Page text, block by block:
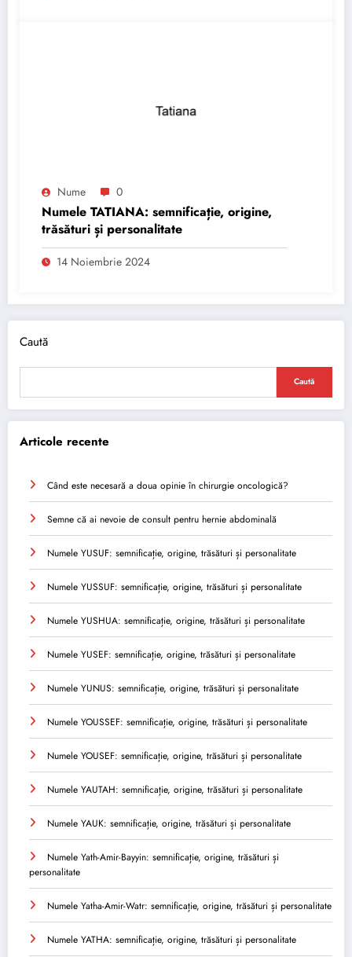
Nume 0
Numele TATIANA: semnificație, origine,
trăsături și personalitate
14 Noiembrie 2024
Caută
Caută
Articole recente
Când este necesară a doua opinie în chirurgie oncologică?
Semne că ai nevoie de consult pentru hernie abdominală
Numele YUSUF: semnificație, origine, trăsături și personalitate
Numele YUSSUF: semnificație, origine, trăsături și personalitate
Numele YUSHUA: semnificație, origine, trăsături și personalitate
Numele YUSEF: semnificație, origine, trăsături și personalitate
Numele YUNUS: semnificație, origine, trăsături și personalitate
Numele YOUSSEF: semnificație, origine, trăsături și personalitate
Numele YOUSEF: semnificație, origine, trăsături și personalitate
Numele YAUTAH: semnificație, origine, trăsături și personalitate
Numele YAUK: semnificație, origine, trăsături și personalitate
Numele Yath-Amir-Bayyin: semnificație, origine, trăsături și
personalitate
Numele Yatha-Amir-Watr: semnificație, origine, trăsături și personalitate
Numele YATHA: semnificație, origine, trăsături și personalitate